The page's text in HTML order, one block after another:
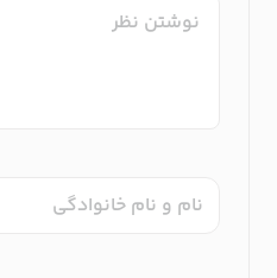
نام و نام خانوادگی